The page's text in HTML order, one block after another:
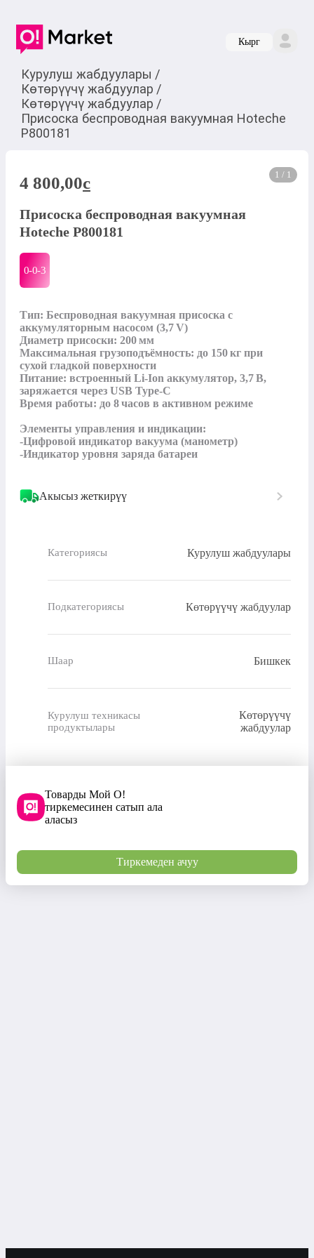
Кырг
Курулуш жабдуулары /
Көтөрүүчү жабдуулар /
Көтөрүүчү жабдуулар /
Присоска беспроводная вакуумная Hoteche
P800181
1 / 1
4 800,00c
Присоска беспроводная вакуумная
Hoteche P800181
0-0-3
Тип: Беспроводная вакуумная присоска с
аккумуляторным насосом (3,7 V)
Диаметр присоски: 200 мм
Максимальная грузоподъёмность: до 150 кг при
сухой гладкой поверхности
Питание: встроенный Li-Ion аккумулятор, 3,7 В,
заряжается через USB Type-C
Время работы: до 8 часов в активном режиме
Элементы управления и индикации:
-Цифровой индикатор вакуума (манометр)
-Индикатор уровня заряда батареи
Акысыз жеткирүү
Категориясы Курулуш жабдуулары
Подкатегориясы Көтөрүүчү жабдуулар
Шаар Бишкек
Курулуш техникасы
продуктылары
Көтөрүүчү
жабдуулар
Товарды Мой О!
тиркемесинен сатып ала
аласыз
Тиркемеден ачуу